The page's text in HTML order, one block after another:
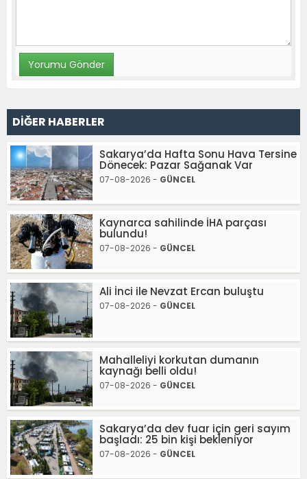
DİĞER HABERLER
Sakarya’da Hafta Sonu Hava Tersine
Dönecek: Pazar Sağanak Var
07-08-2026 - GÜNCEL
Kaynarca sahilinde İHA parçası
bulundu!
07-08-2026 - GÜNCEL
Ali İnci ile Nevzat Ercan buluştu
07-08-2026 - GÜNCEL
Mahalleliyi korkutan dumanın
kaynağı belli oldu!
07-08-2026 - GÜNCEL
Sakarya’da dev fuar için geri sayım
başladı: 25 bin kişi bekleniyor
07-08-2026 - GÜNCEL